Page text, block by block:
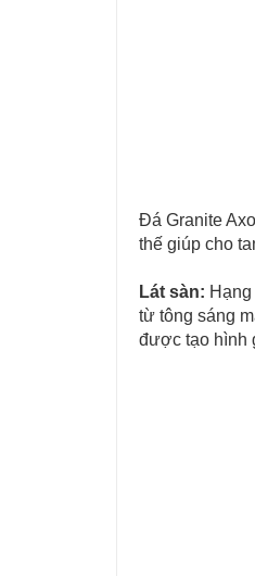
Đá Granite
thế giúp cho
Lát sàn:
từ tông sáng
được tạo hình